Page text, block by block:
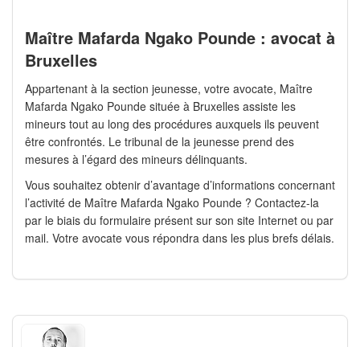
Maître Mafarda Ngako Pounde : avocat à
Bruxelles
Appartenant à la section jeunesse, votre avocate, Maître
Mafarda Ngako Pounde située à Bruxelles assiste les
mineurs tout au long des procédures auxquels ils peuvent
être confrontés. Le tribunal de la jeunesse prend des
mesures à l’égard des mineurs délinquants.
Vous souhaitez obtenir d’avantage d’informations concernant
l’activité de Maître Mafarda Ngako Pounde ? Contactez-la
par le biais du formulaire présent sur son site Internet ou par
mail. Votre avocate vous répondra dans les plus brefs délais.